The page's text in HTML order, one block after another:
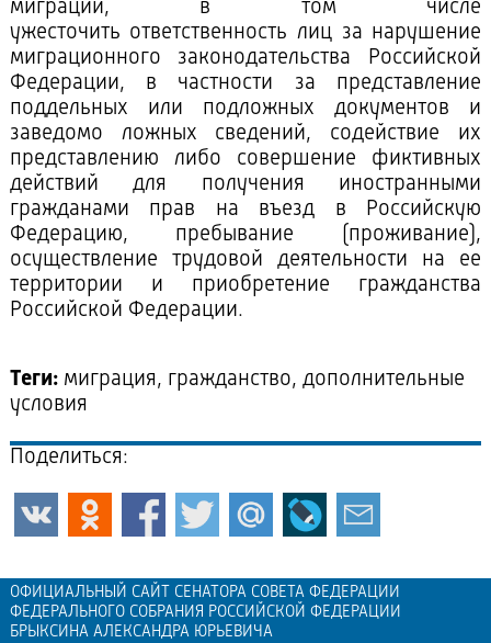
миграции, в том числе
ужесточить ответственность лиц за нарушение
миграционного законодательства Российской
Федерации, в частности за представление
поддельных или подложных документов и
заведомо ложных сведений, содействие их
представлению либо совершение фиктивных
действий для получения иностранными
гражданами прав на въезд в Российскую
Федерацию, пребывание (проживание),
осуществление трудовой деятельности на ее
территории и приобретение гражданства
Российской Федерации.
Теги:миграция, гражданство, дополнительные
условия
Поделиться:
ОФИЦИАЛЬНЫЙ САЙТ СЕНАТОРА СОВЕТА ФЕДЕРАЦИИ
ФЕДЕРАЛЬНОГО СОБРАНИЯ РОССИЙСКОЙ ФЕДЕРАЦИИ
БРЫКСИНА АЛЕКСАНДРА ЮРЬЕВИЧА